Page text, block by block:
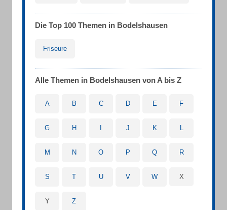
Die Top 100 Themen in Bodelshausen
Friseure
Alle Themen in Bodelshausen von A bis Z
A B C D E F
G H J K L
M N O P Q R
S T U V W X
Y Z